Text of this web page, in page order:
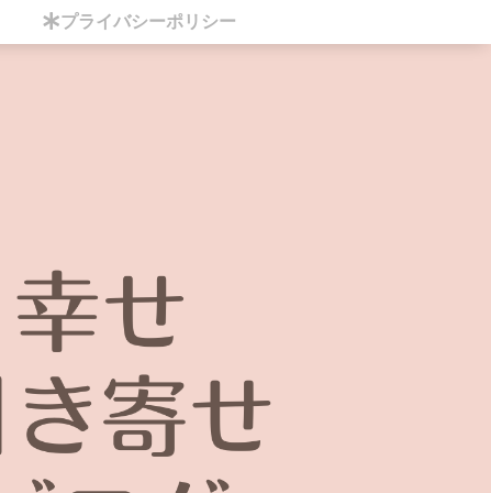
プライバシーポリシー